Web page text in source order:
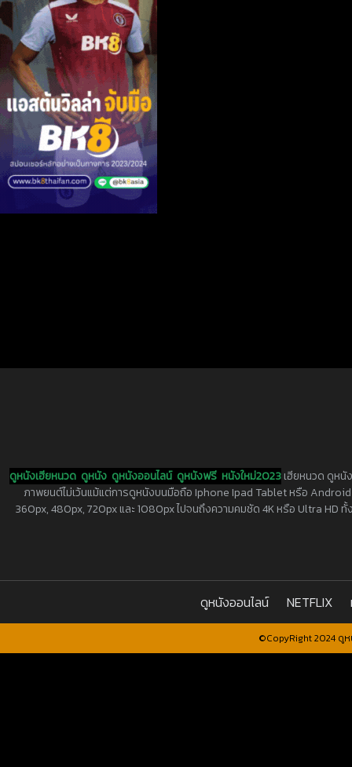
ดูหนังเฮียหนวด ดูหนัง ดูหนังออนไลน์ ดูหนังฟรี หนังใหม่2023เฮียหนวด ดูหนั
ภาพยนต์ไม่เว้นแม้แต่การดูหนังบนมือถือ Iphone Ipad Tablet หรือ
360px, 480px, 720px และ 1080px ไปจนถึงความคมชัด 4K หรือ Ultra HD
ดูหนังออนไลน์ NETFLIX
©CopyRight 2024 ดู